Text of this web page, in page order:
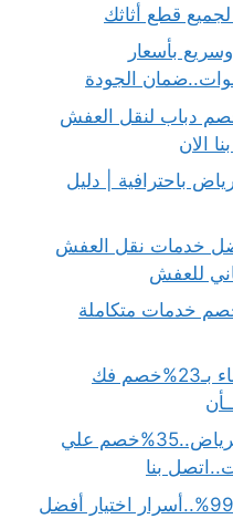
قطع أثاثك
بأسعار
عفش جدة بـ30%خصم دباب لنقل العفش
الان
باحترافية | دليل
خدمات نقل العفش
اثاث بجدة بـ40%خصم خدمات متكاملة
دينا نقل عفش حي الدار البيضاء بـ23%خصم فك
دينا نقل عفش داخل وخارج الرياض..35%خصم علي
أفضل طرق نقل الاثاث بأمان 99%..أسرار اختيار أفضل